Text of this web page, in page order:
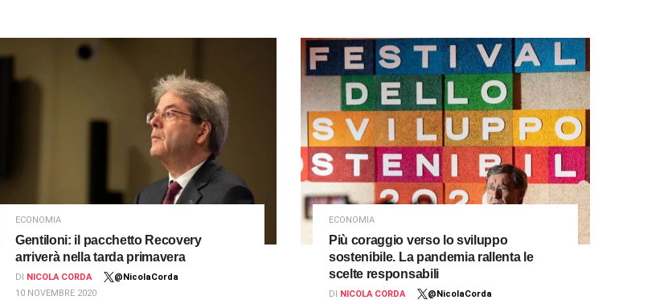
ECONOMIA
Gentiloni: il pacchetto Recovery
arriverà nella tarda primavera
DI NICOLA CORDA
@NicolaCorda
10 NOVEMBRE 2020
ECONOMIA
Più coraggio verso lo sviluppo
sostenibile. La pandemia rallenta le
scelte responsabili
DI NICOLA CORDA
@NicolaCorda